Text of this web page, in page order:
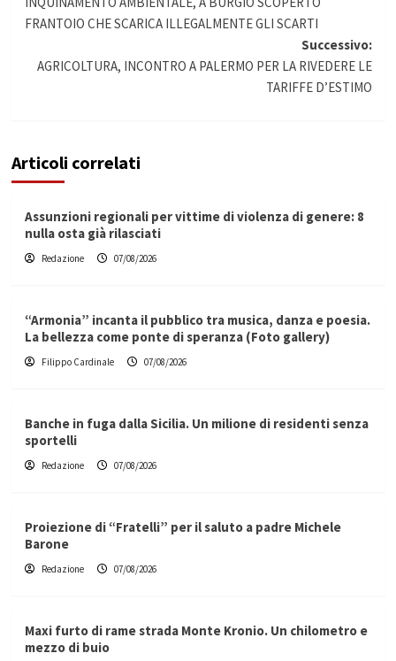
articolo
FRANTOIO CHE SCARICA ILLEGALMENTE GLI SCARTI
Successivo:
AGRICOLTURA, INCONTRO A PALERMO PER LA RIVEDERE LE
TARIFFE D’ESTIMO
Articoli correlati
Assunzioni regionali per vittime di violenza di genere: 8
nulla osta già rilasciati
Redazione 07/08/2026
“Armonia” incanta il pubblico tra musica, danza e poesia.
La bellezza come ponte di speranza (Foto gallery)
Filippo Cardinale 07/08/2026
Banche in fuga dalla Sicilia. Un milione di residenti senza
sportelli
Redazione 07/08/2026
Proiezione di “Fratelli” per il saluto a padre Michele
Barone
Redazione 07/08/2026
Maxi furto di rame strada Monte Kronio. Un chilometro e
mezzo di buio